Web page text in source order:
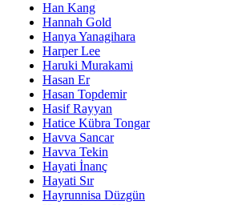
Han Kang
Hannah Gold
Hanya Yanagihara
Harper Lee
Haruki Murakami
Hasan Er
Hasan Topdemir
Hasif Rayyan
Hatice Kübra Tongar
Havva Sancar
Havva Tekin
Hayati İnanç
Hayati Sır
Hayrunnisa Düzgün